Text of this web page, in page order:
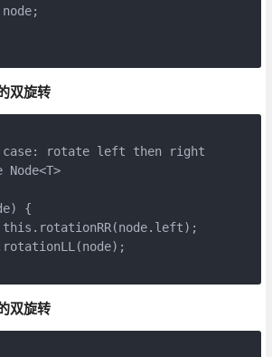
双旋转
rotate left then right
Node<T>
{
双旋转